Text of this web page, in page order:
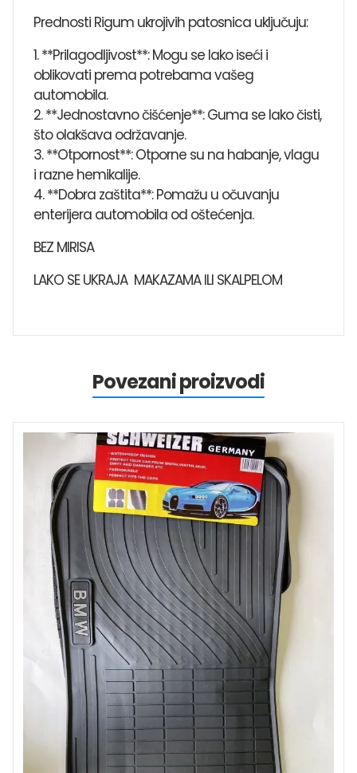
Prednosti Rigum ukrojivih patosnica uključuju:
1. **Prilagodljivost**: Mogu se lako iseći i
oblikovati prema potrebama vašeg
automobila.
2. **Jednostavno čišćenje**: Guma se lako čisti,
što olakšava održavanje.
3. **Otpornost**: Otporne su na habanje, vlagu
i razne hemikalije.
4. **Dobra zaštita**: Pomažu u očuvanju
enterijera automobila od oštećenja.
BEZ MIRISA
LAKO SE UKRAJA MAKAZAMA ILI SKALPELOM
Povezani proizvodi